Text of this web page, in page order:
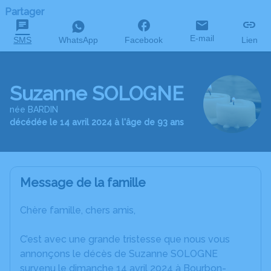
Partager
SMS WhatsApp Facebook E-mail Lien
Suzanne SOLOGNE
née BARDIN
décédée le 14 avril 2024 à l'âge de 93 ans
Message de la famille
Chère famille, chers amis,
C’est avec une grande tristesse que nous vous
annonçons le décès de Suzanne SOLOGNE
survenu le dimanche 14 avril 2024 à Bourbon-